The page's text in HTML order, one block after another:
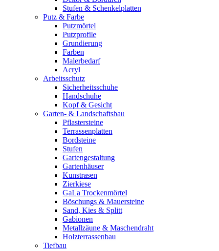
Stufen & Schenkelplatten
Putz & Farbe
Putzmörtel
Putzprofile
Grundierung
Farben
Malerbedarf
Acryl
Arbeitsschutz
Sicherheitsschuhe
Handschuhe
Kopf & Gesicht
Garten- & Landschaftsbau
Pflastersteine
Terrassenplatten
Bordsteine
Stufen
Gartengestaltung
Gartenhäuser
Kunstrasen
Zierkiese
GaLa Trockenmörtel
Böschungs & Mauersteine
Sand, Kies & Splitt
Gabionen
Metallzäune & Maschendraht
Holzterrassenbau
Tiefbau